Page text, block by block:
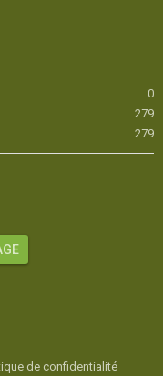
0
279
279
de confidentialité